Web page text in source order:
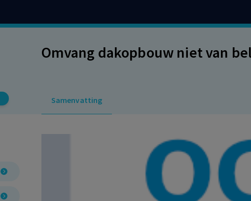
Omvang dakopbouw niet van
Samenvatting